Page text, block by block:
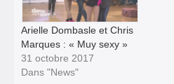
Arielle Dombasle et Chris
Marques : « Muy sexy »
31 octobre 2017
Dans "News"